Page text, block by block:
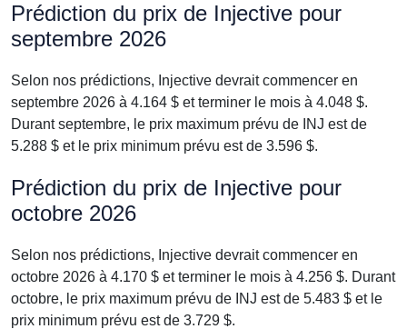
Prédiction du prix de Injective pour
septembre 2026
Selon nos prédictions, Injective devrait commencer en
septembre 2026 à 4.164 $ et terminer le mois à 4.048 $.
Durant septembre, le prix maximum prévu de INJ est de
5.288 $ et le prix minimum prévu est de 3.596 $.
Prédiction du prix de Injective pour
octobre 2026
Selon nos prédictions, Injective devrait commencer en
octobre 2026 à 4.170 $ et terminer le mois à 4.256 $. Durant
octobre, le prix maximum prévu de INJ est de 5.483 $ et le
prix minimum prévu est de 3.729 $.